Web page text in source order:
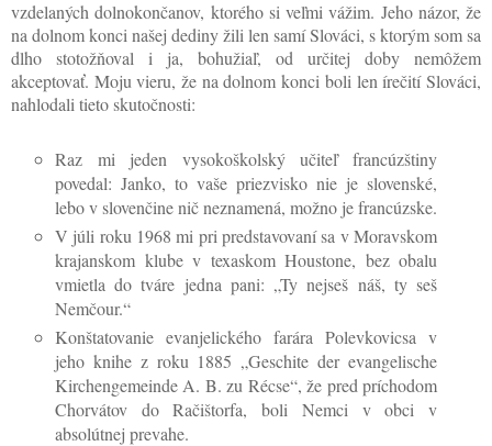
vzdelaných dolnokončanov, ktorého si veľmi vážim. Jeho názor, že
na dolnom konci našej dediny žili len samí Slováci, s ktorým som sa
dlho stotožňoval i ja, bohužiaľ, od určitej doby nemôžem
akceptovať. Moju vieru, že na dolnom konci boli len írečití Slováci,
nahlodali tieto skutočnosti:
Raz mi jeden vysokoškolský učiteľ francúzštiny
povedal: Janko, to vaše priezvisko nie je slovenské,
lebo v slovenčine nič neznamená, možno je francúzske.
V júli roku 1968 mi pri predstavovaní sa v Moravskom
krajanskom klube v texaskom Houstone, bez obalu
vmietla do tváre jedna pani: „Ty nejseš náš, ty seš
Nemčour.“
Konštatovanie evanjelického farára Polevkovicsa v
jeho knihe z roku 1885 „Geschite der evangelische
Kirchengemeinde A. B. zu Récse“, že pred príchodom
Chorvátov do Račištorfa, boli Nemci v obci v
absolútnej prevahe.